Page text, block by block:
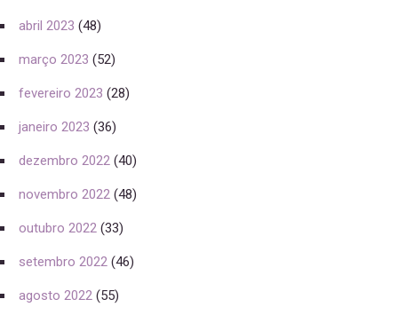
abril 2023 (48)
março 2023 (52)
fevereiro 2023 (28)
janeiro 2023 (36)
dezembro 2022 (40)
novembro 2022 (48)
outubro 2022 (33)
setembro 2022 (46)
agosto 2022 (55)